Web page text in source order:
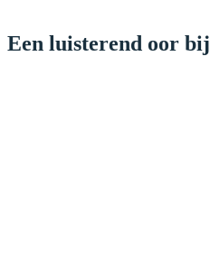
Een luisterend oor